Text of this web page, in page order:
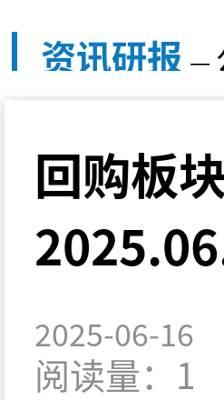
资讯研报 —
回购板
2025-06-16
阅读量：1